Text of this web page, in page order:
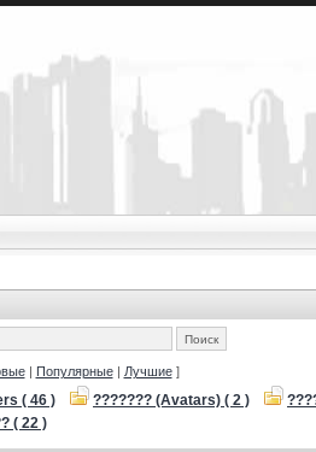
| Популярные| Лучшие]
( 46 ) ??????? (Avatars) ( 2 )
( 22 )